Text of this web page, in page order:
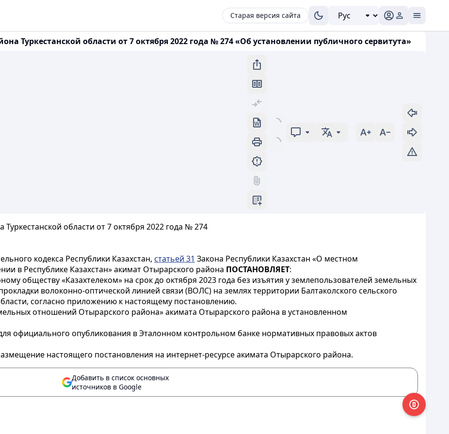
Старая версия сайта
Туркестанской области от 7 октября 2022 года № 274 «Об установлении публичного сервитута»
области от 7 октября 2022 года № 274
кодекса Республики Казахстан, статьей 31 Закона Республики Казахстан «О местном
в Республике Казахстан» акимат Отырарского района ПОСТАНОВЛЯЕТ:
обществу «Казахтелеком» на срок до октября 2023 года без изъятия у землепользователей земельных
волоконно-оптической линией связи (ВОЛС) на землях территории Балтаколского сельского
согласно приложению к настоящему постановлению.
отношений Отырарского района» акимата Отырарского района в установленном
официального опубликования в Эталонном контрольном банке нормативных правовых актов
настоящего постановления на интернет-ресурсе акимата Отырарского района.
Добавить в список основных
источников в Google